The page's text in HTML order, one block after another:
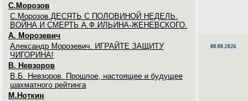
С.Морозов
С.Морозов.ДЕСЯТЬ С ПОЛОВИНОЙ НЕДЕЛЬ.
ВОЙНА И СМЕРТЬ А.Ф.ИЛЬИНА-ЖЕНЕВСКОГО.
A. Морозевич
Александр Морозевич. ИГРАЙТЕ ЗАЩИТУ
ЧИГОРИНА!
В. Невзоров
В.Б. Невзоров. Прошлое, настоящее и будущее
шахматного рейтинга
М.Ноткин
08.08.2026